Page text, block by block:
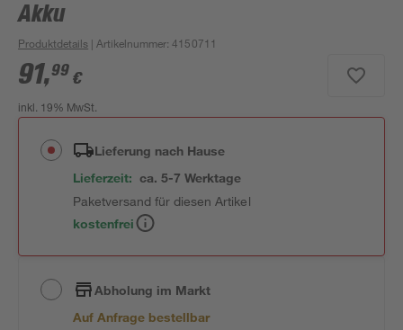
Akku
Produktdetails | Artikelnummer:4150711
91,99 €
inkl. 19% MwSt.
Lieferung nach Hause
Lieferzeit: ca. 5-7 Werktage
Paketversand für diesen Artikel
kostenfrei
Abholung im Markt
Auf Anfrage bestellbar